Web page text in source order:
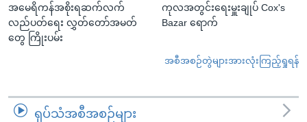
အမေရိကန်အစိုးရဆက်လက်
လည်ပတ်ရေး လွှတ်တော်အမတ်
တွေ ကြိုးပမ်း
ကုလအတွင်းရေးမှူးချုပ် Cox's
Bazar ရောက်
အစီအစဉ်တွဲများအားလုံးကြည့်ရှုရန်
ရုပ်သံအစီအစဉ်များ